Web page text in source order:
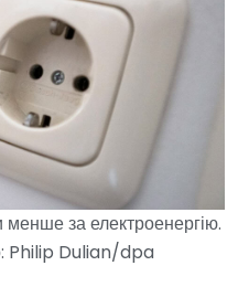
менше за електроенергію.
Philip Dulian/dpa